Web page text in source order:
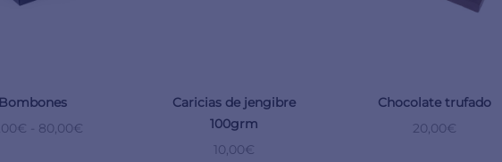
€ 80,00€
Caricias de jengibre
100grm
10,00€
Chocolate trufado
20,00€